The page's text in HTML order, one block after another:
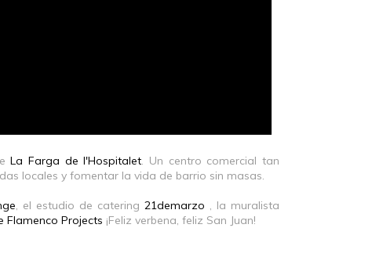
La Farga de l'Hospitalet. Un centro comercial tan
locales y fomentar la vida de barrio sin masas.
, el estudio de catering 21demarzo , la muralista
Flamenco Projects ¡Feliz verbena, feliz San Juan!